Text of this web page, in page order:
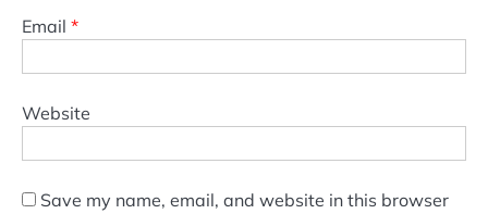
Email *
Website
Save my name, email, and website in this browser